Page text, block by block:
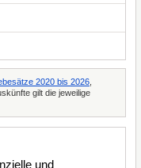
2020 bis 2026
gilt die jeweilige
und